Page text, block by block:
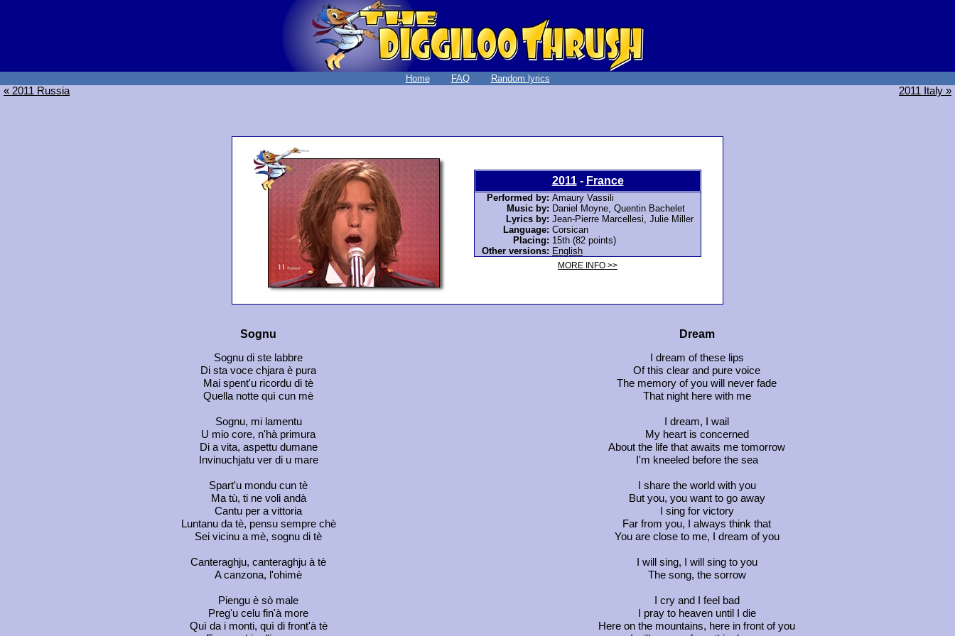
Home FAQ Random lyrics
« 2011 Russia 2011 Italy »
2011- France
Performed by: Amaury Vassili
Music by: Daniel Moyne, Quentin Bachelet
Lyrics by: Jean-Pierre Marcellesi, Julie Miller
Language: Corsican
Placing: 15th (82 points)
Other versions: English
MORE INFO >>
Sognu Dream
Sognu di ste labbre
I dream of these lips
Di sta voce chjara è pura
Of this clear and pure voice
Mai spent'u ricordu di tè
The memory of you will never fade
Quella notte quì cun mè
That night here with me
Sognu, mi lamentu
I dream, I wail
U mio core, n'hà primura
My heart is concerned
Di a vita, aspettu dumane
About the life that awaits me tomorrow
Invinuchjatu ver di u mare
I'm kneeled before the sea
Spart'u mondu cun tè
I share the world with you
Ma tù, ti ne voli andà
But you, you want to go away
Cantu per a vittoria
I sing for victory
Luntanu da tè, pensu sempre chè
Far from you, I always think that
Sei vicinu a mè, sognu di tè
You are close to me, I dream of you
Canteraghju, canteraghju à tè
I will sing, I will sing to you
A canzona, l'ohimè
The song, the sorrow
Piengu è sò male
I cry and I feel bad
Preg'u celu fin'à more
I pray to heaven until I die
Quì da i monti, quì di front'à tè
Here on the mountains, here in front of you